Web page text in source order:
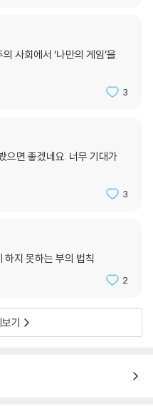
사회에서 ‘나만의 게임’을
3
으면 좋겠네요. 너무 기대가
3
지 못하는 부의 법칙
2
기